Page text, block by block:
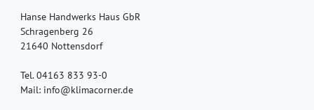
Hanse Handwerks Haus GbR
Schragenberg 26
21640 Nottensdorf
Tel. 04163 833 93-0
Mail: info@klimacorner.de